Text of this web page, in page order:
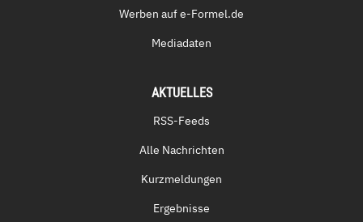
Werben auf e-Formel.de
Mediadaten
AKTUELLES
RSS-Feeds
Alle Nachrichten
Kurzmeldungen
Ergebnisse